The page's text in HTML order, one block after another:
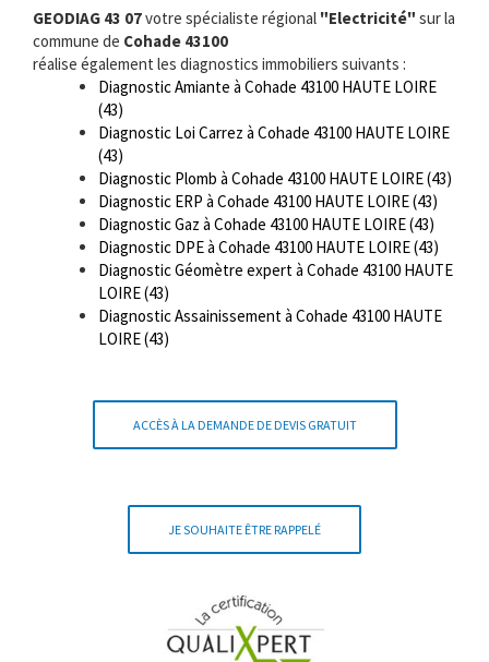
GEODIAG 43 07votre spécialiste régional "Electricité" sur la
commune de Cohade 43100
réalise également les diagnostics immobiliers suivants :
Diagnostic Amiante à Cohade 43100 HAUTE LOIRE
(43)
Diagnostic Loi Carrez à Cohade 43100 HAUTE LOIRE
(43)
Diagnostic Plomb à Cohade 43100 HAUTE LOIRE (43)
Diagnostic ERP à Cohade 43100 HAUTE LOIRE (43)
Diagnostic Gaz à Cohade 43100 HAUTE LOIRE (43)
Diagnostic DPE à Cohade 43100 HAUTE LOIRE (43)
Diagnostic Géomètre expert à Cohade 43100 HAUTE
LOIRE (43)
Diagnostic Assainissement à Cohade 43100 HAUTE
LOIRE (43)
ACCÈS À LA DEMANDE DE DEVIS GRATUIT
JE SOUHAITE ÊTRE RAPPELÉ